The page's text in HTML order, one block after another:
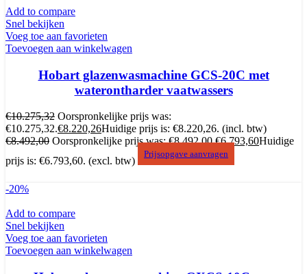
Add to compare
Snel bekijken
Voeg toe aan favorieten
Toevoegen aan winkelwagen
Hobart glazenwasmachine GCS-20C met
waterontharder vaatwassers
€10.275,32 Oorspronkelijke prijs was:
€10.275,32.€8.220,26Huidige prijs is: €8.220,26. (incl. btw)
€8.492,00 Oorspronkelijke prijs was: €8.492,00.€6.793,60Huidige
prijs is: €6.793,60. (excl. btw)
Prijsopgave aanvragen
-20%
Add to compare
Snel bekijken
Voeg toe aan favorieten
Toevoegen aan winkelwagen